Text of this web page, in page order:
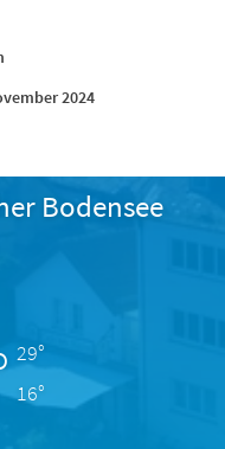
2024
Bodensee
29°
16°